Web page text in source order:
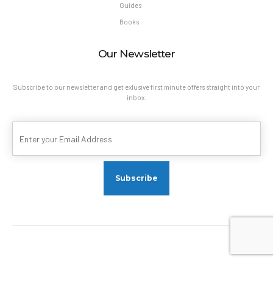
Guides
Books
Our Newsletter
Subscribe to our newsletter and get exlusive first minute offers straight into your
inbox.